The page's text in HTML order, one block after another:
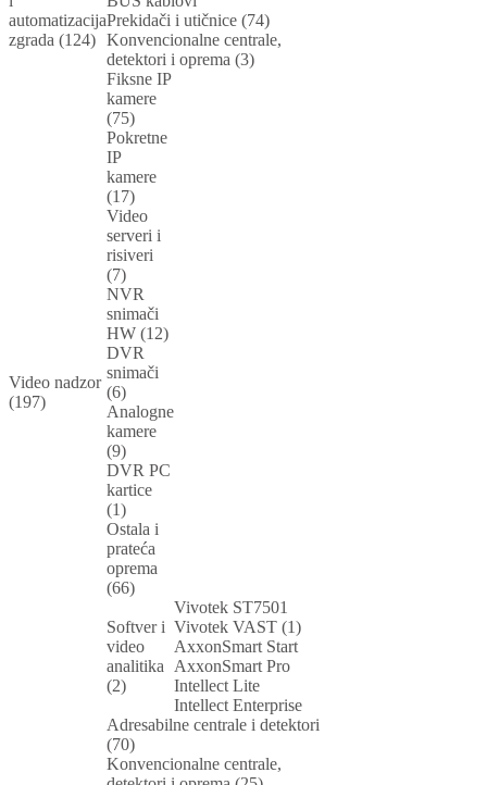
automatizacija
zgrada (124)
Prekidači i utičnice (74)
Konvencionalne centrale,
detektori i oprema (3)
Video nadzor
(197)
Fiksne IP
kamere
(75)
Pokretne
IP
kamere
(17)
Video
serveri i
risiveri
(7)
NVR
snimači
HW (12)
DVR
snimači
(6)
Analogne
kamere
(9)
DVR PC
kartice
(1)
Ostala i
prateća
oprema
(66)
Softver i
video
analitika
(2)
Vivotek ST7501
Vivotek VAST (1)
AxxonSmart Start
AxxonSmart Pro
Intellect Lite
Intellect Enterprise
Adresabilne centrale i detektori
(70)
Konvencionalne centrale,